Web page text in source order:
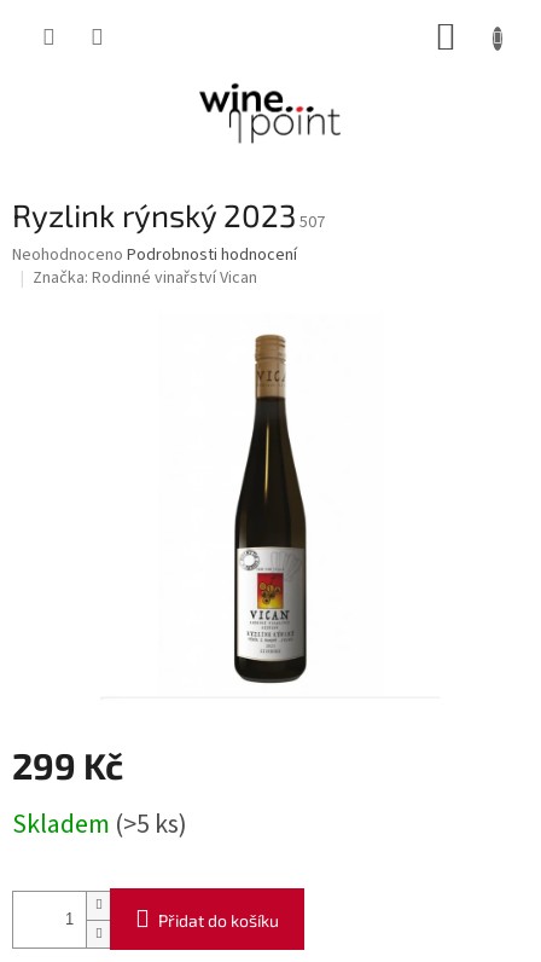
Ryzlink rýnský 2023 507
Průměrné
hodnocení
Neohodnoceno Podrobnosti hodnocení
Značka: Rodinné vinařství Vican
299 Kč
cena:
Skladem (>5 ks)
Přidat do košíku